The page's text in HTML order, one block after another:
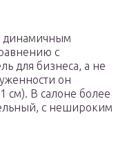
динамичным
с
для бизнеса, а не
он
см). В салоне более
с нешироким